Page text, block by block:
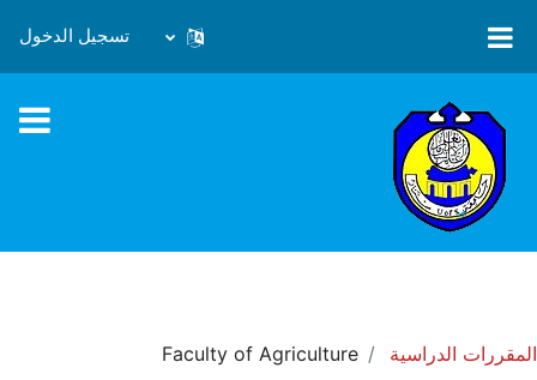
تسجيل الدخول
المقررات الدراسية Faculty of Agriculture